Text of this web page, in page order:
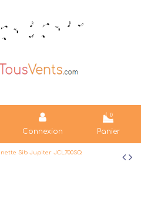
Connexion
0
Panier
Sib Jupiter JCL700SQ